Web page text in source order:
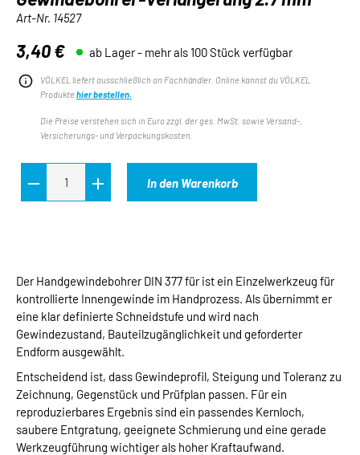
Art-Nr. 14527
Regulärer Preis:
3,40 € ab Lager - mehr als 100 Stück verfügbar
VÖLKEL liefert ausschließlich an Fachhändler. Online kannst du VÖLKEL
Produkte hier bestellen.
Die Preise verstehen sich in Euro zzgl. der ges. MwSt. sowie Versand-,
Versicherungs- und Verpackungskosten.
In den Warenkorb
Der Handgewindebohrer DIN 377 für ist ein Einzelwerkzeug für
kontrollierte Innengewinde im Handprozess. Als übernimmt er
eine klar definierte Schneidstufe und wird nach
Gewindezustand, Bauteilzugänglichkeit und geforderter
Endform ausgewählt.
Entscheidend ist, dass Gewindeprofil, Steigung und Toleranz zu
Zeichnung, Gegenstück und Prüfplan passen. Für ein
reproduzierbares Ergebnis sind ein passendes Kernloch,
saubere Entgratung, geeignete Schmierung und eine gerade
Werkzeugführung wichtiger als hoher Kraftaufwand.